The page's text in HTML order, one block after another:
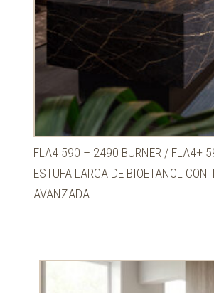
FLA4 590 – 2490 BURNER / FLA4+
ESTUFA LARGA DE BIOETANOL CON
AVANZADA